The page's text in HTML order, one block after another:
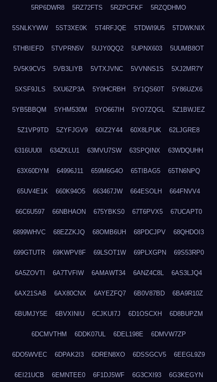
5RP6DWR8 5RZ72FTS 5RZPCFKF 5RZQDHMO
5SNLKYWW 5ST3XE0K 5T4RFJQE 5TDWI9U5 5TDWKNIX
5THBIEFD 5TVPRN5V 5UJY0QQ2 5UPNX603 5UUMB8OT
5V5K9CVS 5VB3LIYB 5VTXJVNC 5VVNNS1S 5XJ2MR7Y
5XSF9JLS 5XU6ZP3A 5Y0HCRBH 5Y1QS60T 5Y86UZX6
5YB5BBQM 5YHM530M 5YO667IH 5YO7ZQGL 5Z1BWJEZ
5Z1VP9TD 5ZYFJGV9 60IZ2Y44 60X8LPUK 62LJGRE8
6316UU0I 634ZKLU1 63MVU7SW 63SPQINX 63WDQUHH
63X60DYM 64996J11 659M6G4O 65TIBAG5 65TN6NPQ
65UV4E1K 660K94O5 663467JW 664ESOLH 664FNVV4
66C6U597 66NBHAON 675YBKS0 67T6PVX5 67UCAPT0
6899WHVC 68EZZKJQ 68OMB6UH 68PDCJPV 68QHDOI3
699GTUTR 69KWPV8F 69LSOT1W 69PLXGPN 69S53RP0
6A5ZOVTI 6A7TVFIW 6AMAWT34 6ANZ4C8L 6AS3LJQ4
6AX21SAB 6AX80CNX 6AYEZFQ7 6B0V87BD 6BA9R10Z
6BUMJY5E 6BVXINIU 6CJKUI7J 6D1OSCXH 6D8BUPZM
6DCMVTHM 6DDK07UL 6DEL198E 6DMVW7ZP
6DO5WVEC 6DPAK2I3 6DREN8XO 6DSSGCV5 6EEGL9Z9
6EI21UCB 6EMNTEE0 6F1DJ5WF 6G3CXI93 6G3KEGYN